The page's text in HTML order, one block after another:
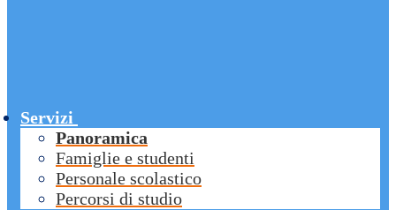
Servizi
Panoramica
Famiglie e studenti
Personale scolastico
Percorsi di studio